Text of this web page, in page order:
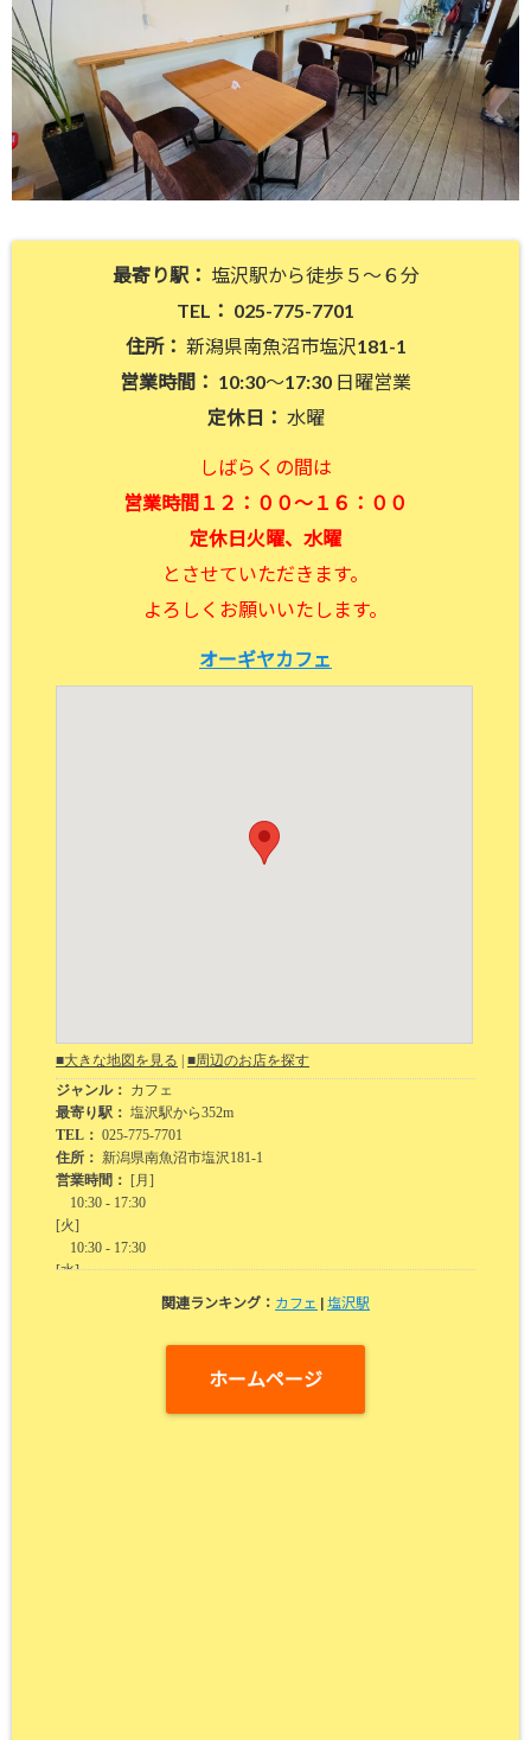
最寄り駅： 塩沢駅から徒歩５〜６分
TEL： 025-775-7701
住所： 新潟県南魚沼市塩沢181-1
営業時間： 10:30～17:30 日曜営業
定休日： 水曜
しばらくの間は
営業時間１２：００～１６：００
定休日火曜、水曜
とさせていただきます。
よろしくお願いいたします。
オーギヤカフェ
関連ランキング： カフェ | 塩沢駅
ホームページ